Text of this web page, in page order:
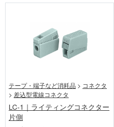
テープ・端子など消耗品 > コネクタ
> 差込型電線コネクタ
LC-1｜ライティングコネクター
片側